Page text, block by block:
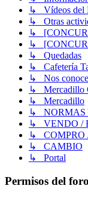
↳ Vídeos del
↳ Otras
↳
↳
↳ Quedadas
↳ Cafetería
↳ Nos
↳ Mercadillo
↳ Mercadillo
↳ NORMAS
↳ VENDO /
↳ COMPRO
↳ CAMBIO
↳ Portal
Permisos del foro